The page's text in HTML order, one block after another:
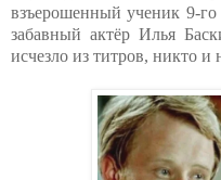
взъерошенный ученик 9-
забавный актёр Илья
исчезло из титров, никто и